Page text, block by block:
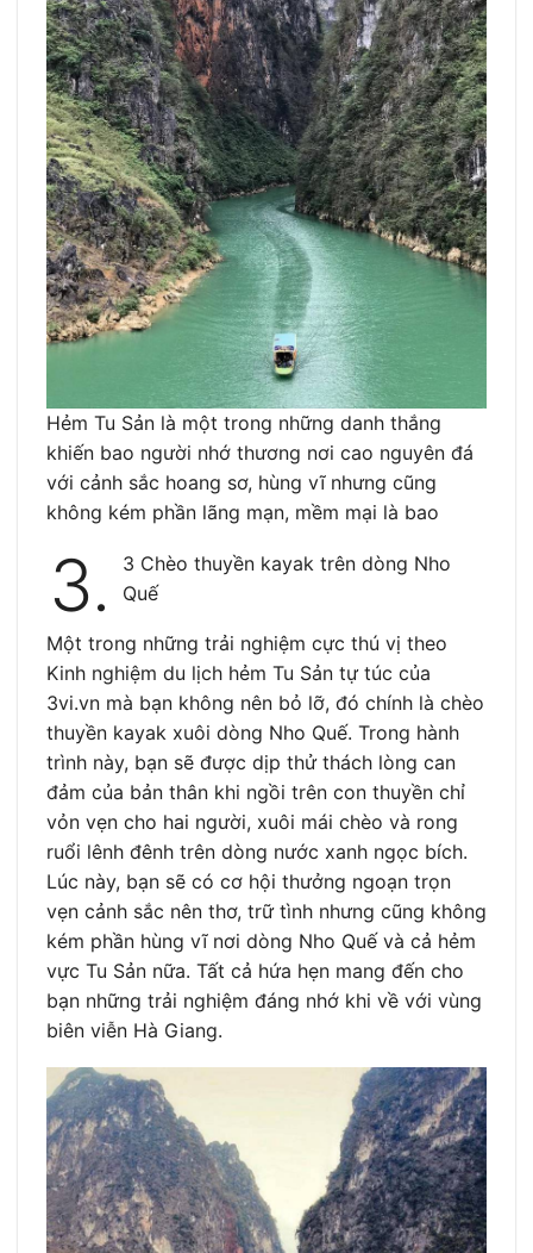
Hẻm Tu Sản là một trong những danh thắng
khiến bao người nhớ thương nơi cao nguyên đá
với cảnh sắc hoang sơ, hùng vĩ nhưng cũng
không kém phần lãng mạn, mềm mại là bao
3.
3 Chèo thuyền kayak trên dòng Nho
Quế
Một trong những trải nghiệm cực thú vị theo
Kinh nghiệm du lịch hẻm Tu Sản tự túc của
3vi.vn mà bạn không nên bỏ lỡ, đó chính là chèo
thuyền kayak xuôi dòng Nho Quế. Trong hành
trình này, bạn sẽ được dịp thử thách lòng can
đảm của bản thân khi ngồi trên con thuyền chỉ
vỏn vẹn cho hai người, xuôi mái chèo và rong
ruổi lênh đênh trên dòng nước xanh ngọc bích.
Lúc này, bạn sẽ có cơ hội thưởng ngoạn trọn
vẹn cảnh sắc nên thơ, trữ tình nhưng cũng không
kém phần hùng vĩ nơi dòng Nho Quế và cả hẻm
vực Tu Sản nữa. Tất cả hứa hẹn mang đến cho
bạn những trải nghiệm đáng nhớ khi về với vùng
biên viễn Hà Giang.